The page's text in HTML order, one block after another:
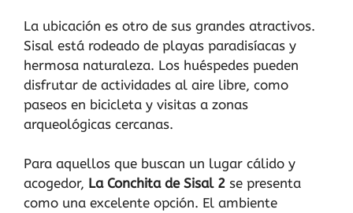
La ubicación es otro de sus grandes atractivos.
Sisal está rodeado de playas paradisíacas y
hermosa naturaleza. Los huéspedes pueden
disfrutar de actividades al aire libre, como
paseos en bicicleta y visitas a zonas
arqueológicas cercanas.
Para aquellos que buscan un lugar cálido y
acogedor, La Conchita de Sisal 2 se presenta
como una excelente opción. El ambiente